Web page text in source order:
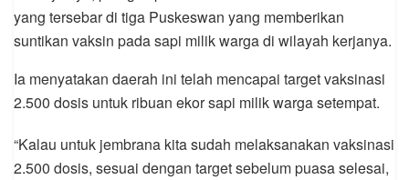
yang tersebar di tiga Puskeswan yang memberikan
suntikan vaksin pada sapi milik warga di wilayah kerjanya.
Ia menyatakan daerah ini telah mencapai target vaksinasi
2.500 dosis untuk ribuan ekor sapi milik warga setempat.
“Kalau untuk jembrana kita sudah melaksanakan vaksinasi
2.500 dosis, sesuai dengan target sebelum puasa selesai,